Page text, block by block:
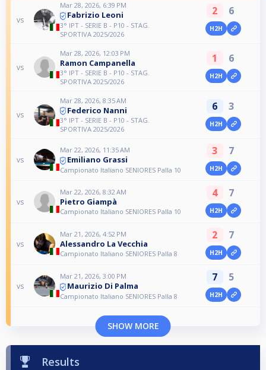
vs
Mar 28, 2026, 6:39 PM
Fabrizio Leoni
3° IPT - SERIE B - P10 - STAG.
SPORTIVA 2025/2026
2 6
H2H
vs
Mar 28, 2026, 12:03 PM
Ramon Campanella
3° IPT - SERIE B - P10 - STAG.
SPORTIVA 2025/2026
1 6
H2H
vs
Mar 28, 2026, 8:35 AM
Federico Nanni
3° IPT - SERIE B - P10 - STAG.
SPORTIVA 2025/2026
6 3
H2H
vs
Mar 22, 2026, 11:35 AM
Emiliano Grassi
Campionato Italiano SENIORES Palla 10
3 7
H2H
vs
Mar 22, 2026, 8:32 AM
Pietro Giampà
Campionato Italiano SENIORES Palla 10
4 7
H2H
vs
Mar 21, 2026, 4:52 PM
Alessandro La Vecchia
Campionato Italiano SENIORES Palla 8
2 7
H2H
vs
Mar 21, 2026, 3:00 PM
Maurizio Di Palma
Campionato Italiano SENIORES Palla 8
7 5
H2H
SHOW MORE
Results